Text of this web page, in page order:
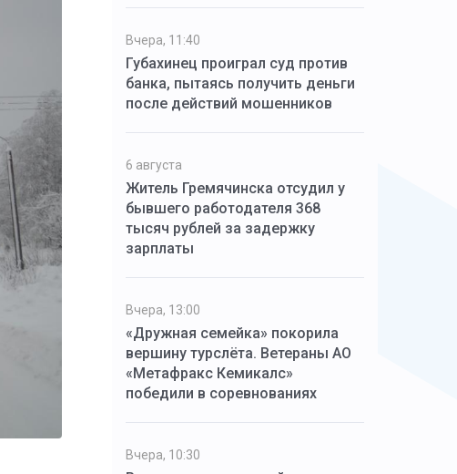
Вчера, 11:40
Губахинец проиграл суд против
банка, пытаясь получить деньги
после действий мошенников
6 августа
Житель Гремячинска отсудил у
бывшего работодателя 368
тысяч рублей за задержку
зарплаты
Вчера, 13:00
«Дружная семейка» покорила
вершину турслёта. Ветераны АО
«Метафракс Кемикалс»
победили в соревнованиях
Вчера, 10:30